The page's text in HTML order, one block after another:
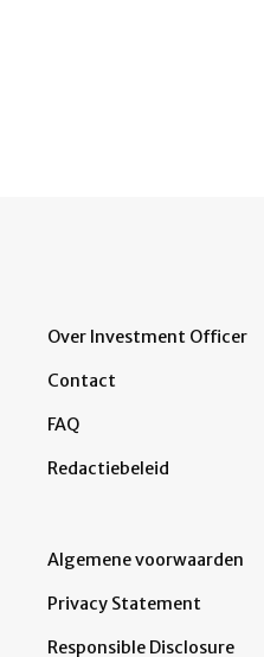
Over Investment Officer
Contact
FAQ
Redactiebeleid
Algemene voorwaarden
Privacy Statement
Responsible Disclosure